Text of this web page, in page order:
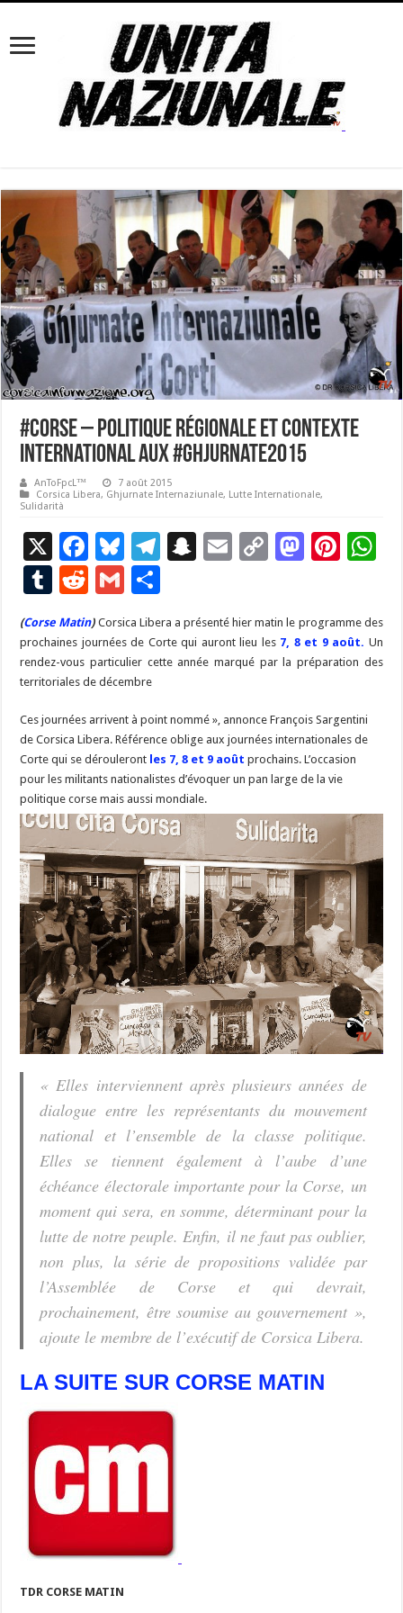
#Corse – Politique régionale et contexte
international aux #Ghjurnate2015
AnToFpcL™
7 août 2015
Corsica Libera, Ghjurnate Internaziunale, Lutte Internationale,
Sulidarità
X
F
ac
e
b
o
o
k
Bl
u
es
ky
T
gr
a
S
p
c
at
E
l
C
y
Li
k
M
d
o
Pi
es
t
p
T
u
m
bl
r
R
e
d
di
t
G
m
ai
l
ta
g
(Corse Matin) Corsica Libera a présenté hier matin le programme des
prochaines journées de Corte qui auront lieu les 7, 8 et 9 août. Un
rendez-vous particulier cette année marqué par la préparation des
territoriales de décembre
Ces journées arrivent à point nommé », annonce François Sargentini
de Corsica Libera. Référence oblige aux journées internationales de
Corte qui se dérouleront les 7, 8 et 9 août prochains. L’occasion
pour les militants nationalistes d’évoquer un pan large de la vie
politique corse mais aussi mondiale.
« Elles interviennent après plusieurs années de
dialogue entre les représentants du mouvement
national et l’ensemble de la classe politique.
Elles se tiennent également à l’aube d’une
échéance électorale importante pour la Corse, un
moment qui sera, en somme, déterminant pour la
lutte de notre peuple. Enfin, il ne faut pas oublier,
non plus, la série de propositions validée par
l’Assemblée de Corse et qui devrait,
prochainement, être soumise au gouvernement »,
ajoute le membre de l’exécutif de Corsica Libera.
LA SUITE SUR CORSE MATIN
TDR CORSE MATIN